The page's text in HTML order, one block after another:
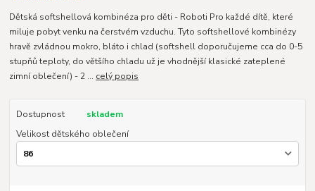
Dětská softshellová kombinéza pro děti - Roboti Pro každé dítě, které
miluje pobyt venku na čerstvém vzduchu. Tyto softshellové kombinézy
hravě zvládnou mokro, bláto i chlad (softshell doporučujeme cca do 0-5
stupňů teploty, do většího chladu už je vhodnější klasické zateplené
zimní oblečení) - 2 ... celý popis
Dostupnost
skladem
Velikost dětského oblečení